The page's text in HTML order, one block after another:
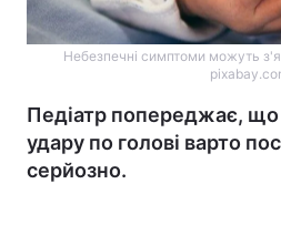
Небезпечні симптоми можуть
Педіатр попереджає, що
удару по голові варто
серйозно.